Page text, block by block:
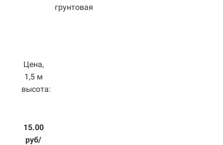
грунтовая
Цена,
1,5 м
высота:
15.00
руб/